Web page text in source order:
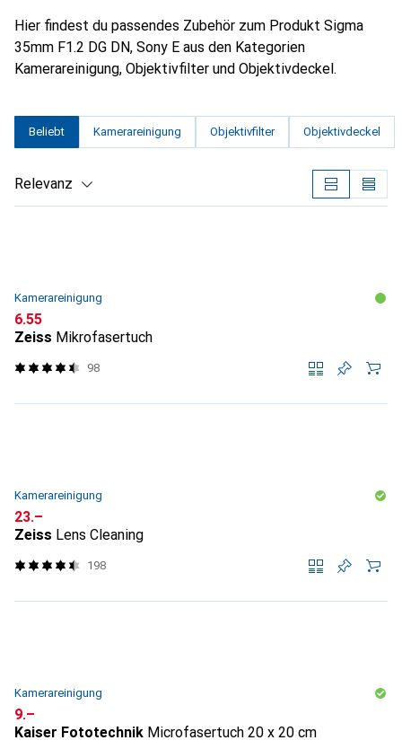
Hier findest du passendes Zubehör zum Produkt Sigma
35mm F1.2 DG DN, Sony E aus den Kategorien
Kamerareinigung, Objektivfilter und Objektivdeckel.
Beliebt Kamerareinigung Objektivfilter Objektivdeckel
Relevanz
Kamerareinigung
CHF
6.55
Zeiss Mikrofasertuch
98
Kamerareinigung
CHF
23.–
Zeiss Lens Cleaning
198
Kamerareinigung
CHF
9.–
Kaiser Fototechnik Microfasertuch 20 x 20 cm